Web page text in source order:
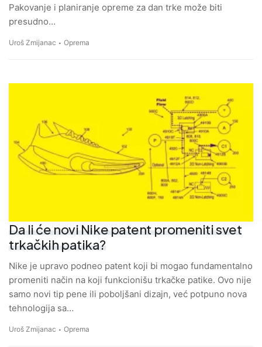
Pakovanje i planiranje opreme za dan trke može biti
presudno…
Uroš Zmijanac Oprema
Da li će novi Nike patent promeniti svet
trkačkih patika?
Nike je upravo podneo patent koji bi mogao fundamentalno
promeniti način na koji funkcionišu trkačke patike. Ovo nije
samo novi tip pene ili poboljšani dizajn, već potpuno nova
tehnologija sa…
Uroš Zmijanac Oprema